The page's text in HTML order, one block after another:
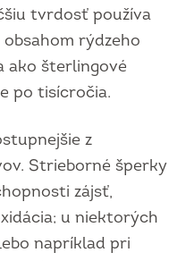
tvrdosť používa
rýdzeho
ako šterlingové
po tisícročia.
z
Strieborné šperky
zájsť,
u niektorých
napríklad pri